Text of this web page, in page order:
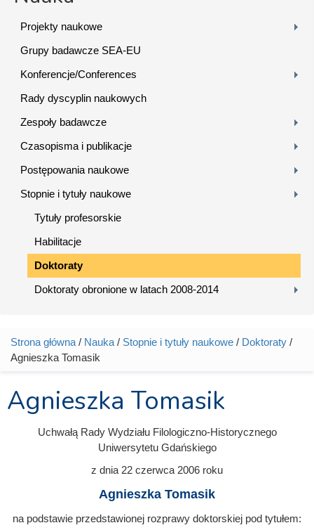
Projekty naukowe
Grupy badawcze SEA-EU
Konferencje/Conferences
Rady dyscyplin naukowych
Zespoły badawcze
Czasopisma i publikacje
Postępowania naukowe
Stopnie i tytuły naukowe
Tytuły profesorskie
Habilitacje
Doktoraty
Doktoraty obronione w latach 2008-2014
Jesteś tutaj
Strona główna / Nauka / Stopnie i tytuły naukowe / Doktoraty /
Agnieszka Tomasik
Agnieszka Tomasik
Uchwałą Rady Wydziału Filologiczno-Historycznego
Uniwersytetu Gdańskiego
z dnia 22 czerwca 2006 roku
Agnieszka Tomasik
na podstawie przedstawionej rozprawy doktorskiej pod tytułem: